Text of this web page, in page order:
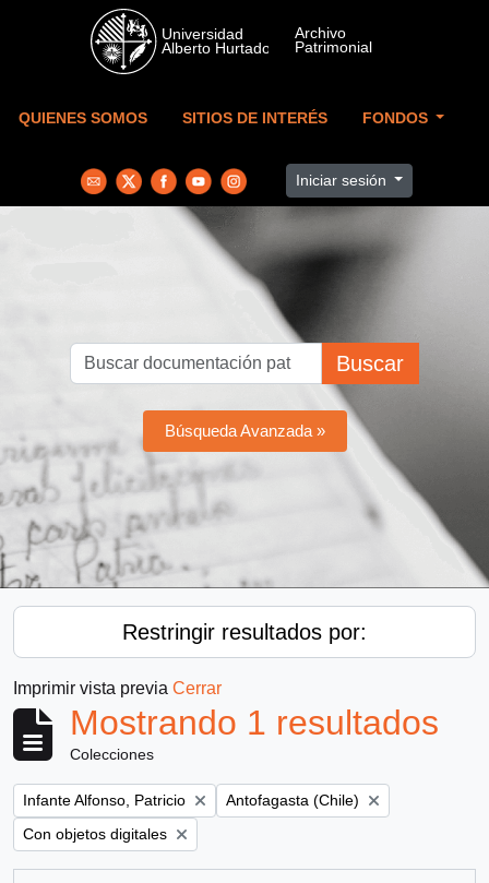
Skip to main content
QUIENES SOMOS SITIOS DE INTERÉS FONDOS
Iniciar sesión
Buscar
Búsqueda Avanzada »
Restringir resultados por:
Imprimir vista previa Cerrar
Mostrando 1 resultados
Colecciones
Remove filter:
Infante Alfonso, Patricio Remove filter:
Antofagasta (Chile)
Remove filter:
Con objetos digitales